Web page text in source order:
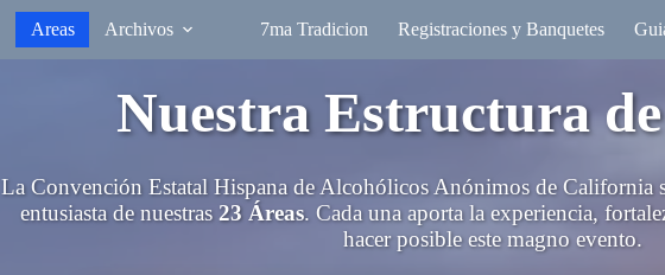
Areas Archivos 7ma Tradicion Registraciones y Banquetes
Nuestra Estructura
La Convención Estatal Hispana de Alcohólicos Anónimos de California
entusiasta de nuestras23 Áreas. Cada una aporta la experiencia,
hacer posible este magno evento.